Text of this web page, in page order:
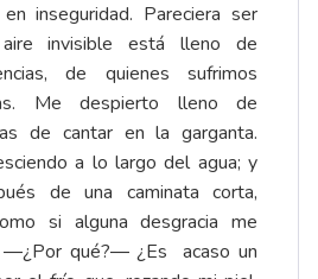
inseguridad. Pareciera ser
invisible está lleno de
de quienes sufrimos
Me despierto lleno de
de cantar en la garganta.
a lo largo del agua; y
de una caminata corta,
si alguna desgracia me
―¿Por qué?― ¿Es acaso un